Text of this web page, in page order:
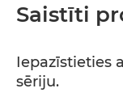
Saistīti
Iepazīstieties
sēriju.